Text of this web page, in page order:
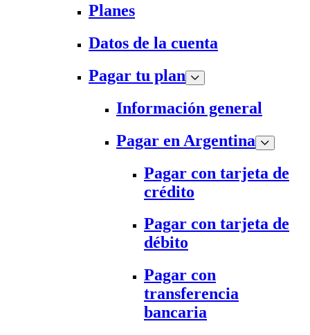
Planes
Datos de la cuenta
Pagar tu plan
Información general
Pagar en Argentina
Pagar con tarjeta de
crédito
Pagar con tarjeta de
débito
Pagar con
transferencia
bancaria